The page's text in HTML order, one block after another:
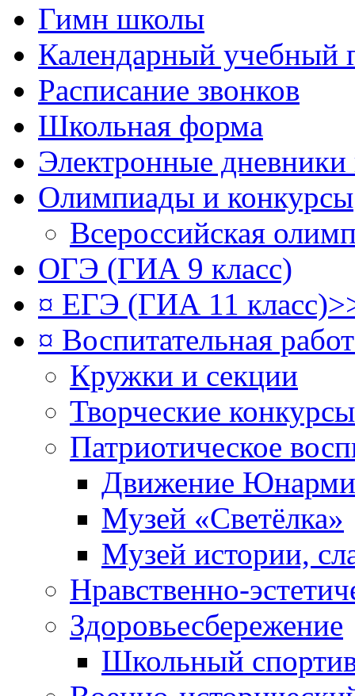
Гимн школы
Календарный учебный
Расписание звонков
Школьная форма
Электронные
Олимпиады и конкурсы
Всероссийская
ОГЭ (ГИА 9 класс)
¤ ЕГЭ (ГИА 11
¤ Воспитательная
Кружки и секции
Творческие конкурсы
Патриотическое
Движение
Музей «Светёлка»
Музей истории,
Нравственно-
Здоровьесбережение
Школьный